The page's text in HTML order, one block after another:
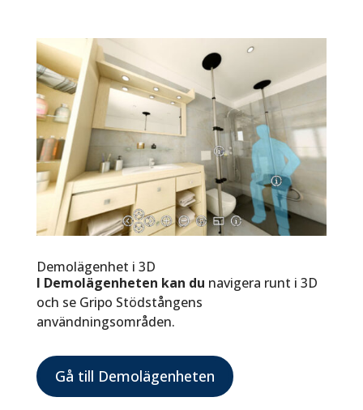
Demolägenhet i 3D
I Demolägenheten kan du navigera runt i 3D
och se Gripo Stödstångens
användningsområden.
Gå till Demolägenheten